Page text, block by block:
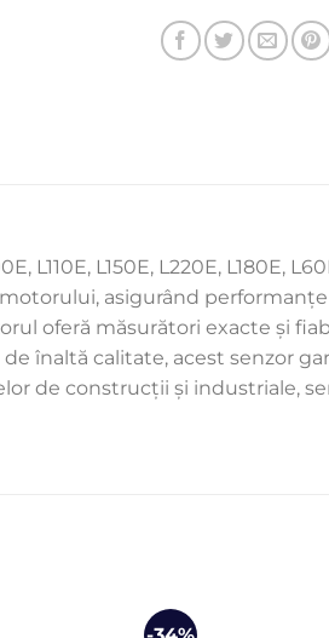
L150E, L220E, L180E,
asigurând
oferă măsurători exacte și
înaltă calitate, acest senzor
de construcții și industriale,